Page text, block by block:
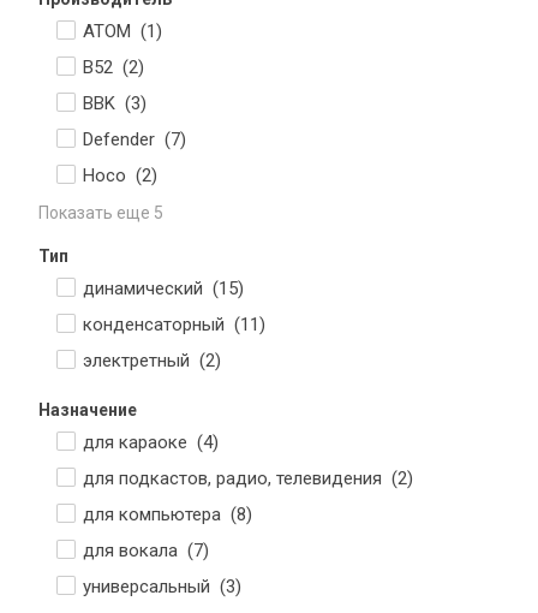
ATOM (1)
B52 (2)
BBK (3)
Defender (7)
Hoco (2)
Показать еще 5
Тип
динамический (15)
конденсаторный (11)
электретный (2)
Назначение
для караоке (4)
для подкастов, радио, телевидения (2)
для компьютера (8)
для вокала (7)
универсальный (3)